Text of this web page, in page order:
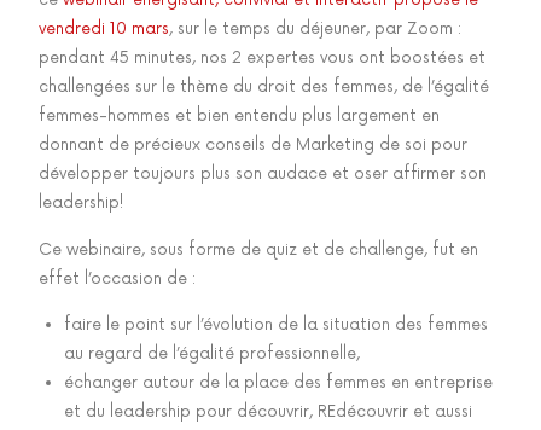
vendredi 10 mars, sur le temps du déjeuner, par Zoom :
pendant 45 minutes, nos 2 expertes vous ont boostées et
challengées sur le thème du droit des femmes, de l’égalité
femmes-hommes et bien entendu plus largement en
donnant de précieux conseils de Marketing de soi pour
développer toujours plus son audace et oser affirmer son
leadership!
Ce webinaire, sous forme de quiz et de challenge, fut en
effet l’occasion de :
faire le point sur l’évolution de la situation des femmes
au regard de l’égalité professionnelle,
échanger autour de la place des femmes en entreprise
et du leadership pour découvrir, REdécouvrir et aussi